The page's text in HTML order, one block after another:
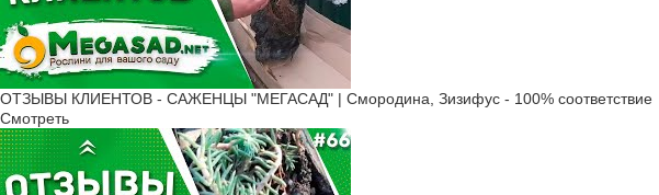
ОТЗЫВЫ КЛИЕНТОВ - САЖЕНЦЫ "МЕГАСАД" | Смородина, Зизифус - 100% соответствие
Смотреть